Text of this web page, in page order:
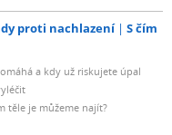
proti nachlazení
S čím
a kdy už riskujete úpal
těle je můžeme najít?